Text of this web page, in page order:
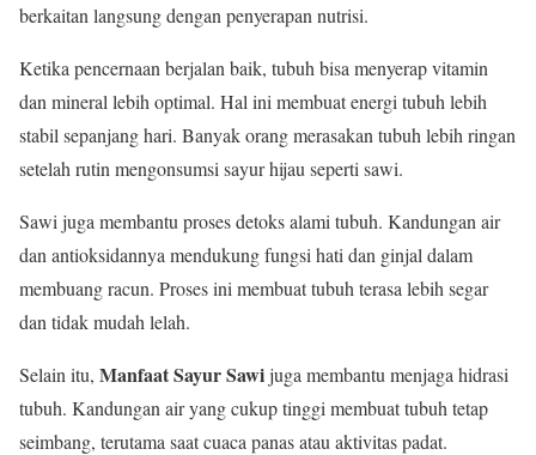
berkaitan langsung dengan penyerapan nutrisi.
Ketika pencernaan berjalan baik, tubuh bisa menyerap vitamin
dan mineral lebih optimal. Hal ini membuat energi tubuh lebih
stabil sepanjang hari. Banyak orang merasakan tubuh lebih ringan
setelah rutin mengonsumsi sayur hijau seperti sawi.
Sawi juga membantu proses detoks alami tubuh. Kandungan air
dan antioksidannya mendukung fungsi hati dan ginjal dalam
membuang racun. Proses ini membuat tubuh terasa lebih segar
dan tidak mudah lelah.
Selain itu, Manfaat Sayur Sawijuga membantu menjaga hidrasi
tubuh. Kandungan air yang cukup tinggi membuat tubuh tetap
seimbang, terutama saat cuaca panas atau aktivitas padat.